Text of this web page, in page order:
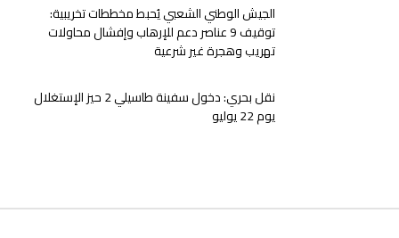
الجيش الوطني الشعبي يُحبط مخططات تخريبية:
توقيف 9 عناصر دعم للإرهاب وإفشال محاولات
تهريب وهجرة غير شرعية
نقل بحري: دخول سفينة طاسيلي 2 حيز الإستغلال
يوم 22 يوليو